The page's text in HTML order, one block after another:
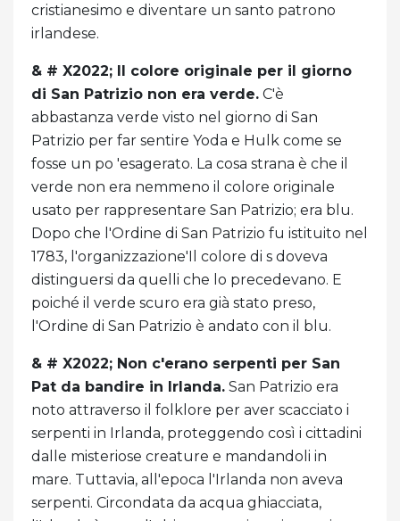
cristianesimo e diventare un santo patrono
irlandese.
& # X2022; Il colore originale per il giorno
di San Patrizio non era verde. C'è
abbastanza verde visto nel giorno di San
Patrizio per far sentire Yoda e Hulk come se
fosse un po 'esagerato. La cosa strana è che il
verde non era nemmeno il colore originale
usato per rappresentare San Patrizio; era blu.
Dopo che l'Ordine di San Patrizio fu istituito nel
1783, l'organizzazione'Il colore di s doveva
distinguersi da quelli che lo precedevano. E
poiché il verde scuro era già stato preso,
l'Ordine di San Patrizio è andato con il blu.
& # X2022; Non c'erano serpenti per San
Pat da bandire in Irlanda. San Patrizio era
noto attraverso il folklore per aver scacciato i
serpenti in Irlanda, proteggendo così i cittadini
dalle misteriose creature e mandandoli in
mare. Tuttavia, all'epoca l'Irlanda non aveva
serpenti. Circondata da acqua ghiacciata,